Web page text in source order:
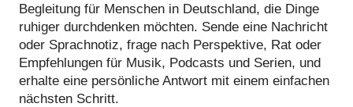
Begleitung für Menschen in Deutschland, die Dinge
ruhiger durchdenken möchten. Sende eine Nachricht
oder Sprachnotiz, frage nach Perspektive, Rat oder
Empfehlungen für Musik, Podcasts und Serien, und
erhalte eine persönliche Antwort mit einem einfachen
nächsten Schritt.